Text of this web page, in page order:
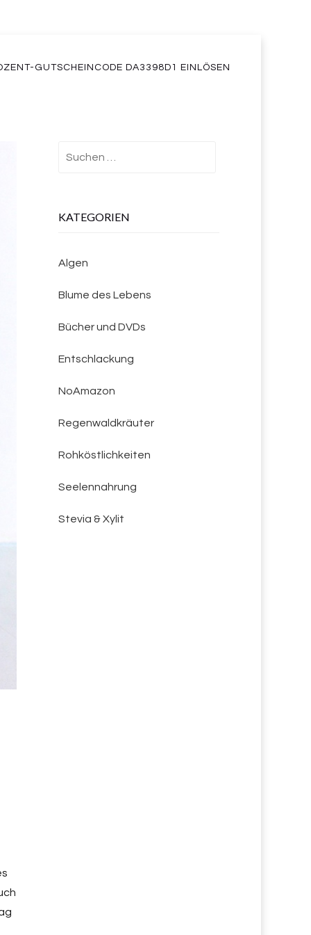
GUTSCHEINCODE DA3398D1 EINLÖSEN
KATEGORIEN
Algen
Blume des Lebens
Bücher und DVDs
Entschlackung
NoAmazon
Regenwaldkräuter
Rohköstlichkeiten
Seelennahrung
Stevia & Xylit